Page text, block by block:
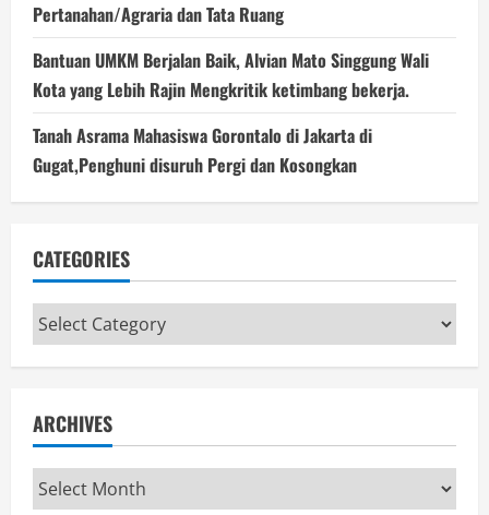
Pertanahan/Agraria dan Tata Ruang
Bantuan UMKM Berjalan Baik, Alvian Mato Singgung Wali
Kota yang Lebih Rajin Mengkritik ketimbang bekerja.
Tanah Asrama Mahasiswa Gorontalo di Jakarta di
Gugat,Penghuni disuruh Pergi dan Kosongkan
CATEGORIES
Categories
ARCHIVES
Archives